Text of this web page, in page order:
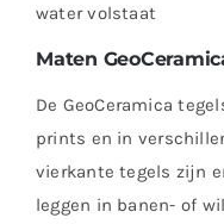
water volstaat
Maten
De GeoCeramica
prints en in
vierkante tegels zijn
leggen in banen- of